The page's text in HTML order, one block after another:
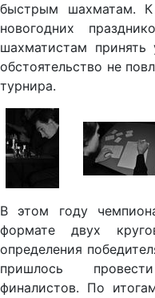
быстрым шахматам.
новогодних
шахматистам
обстоятельство не
турнира.
В этом году
формате двух
определения
пришлось
финалистов. По